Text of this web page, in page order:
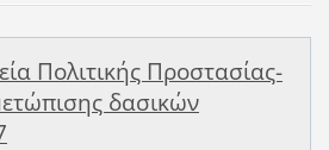
Πολιτικής Προστασίας-
δασικών